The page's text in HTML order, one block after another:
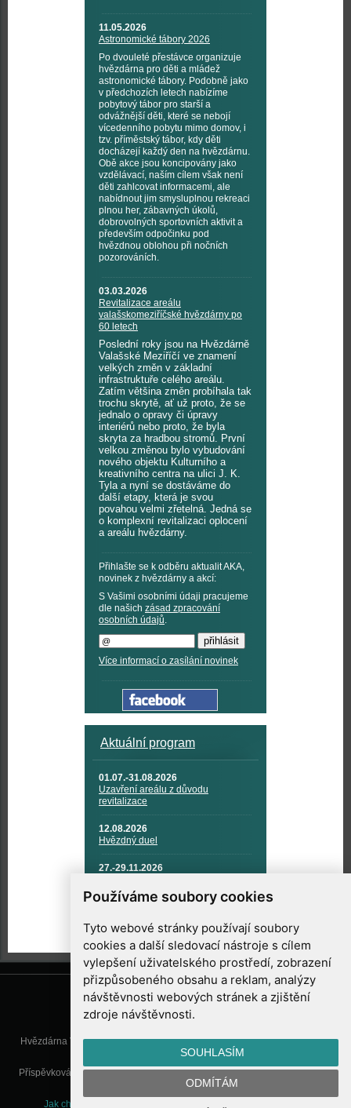
Používáme soubory cookies
Tyto webové stránky používají soubory
cookies a další sledovací nástroje s cílem
vylepšení uživatelského prostředí, zobrazení
přizpůsobeného obsahu a reklam, analýzy
návštěvnosti webových stránek a zjištění
zdroje návštěvnosti.
SOUHLASÍM
ODMÍTÁM
11.05.2026
Astronomické tábory 2026
Po dvouleté přestávce organizuje
hvězdárna pro děti a mládež
astronomické tábory. Podobně jako
v předchozích letech nabízíme
pobytový tábor pro starší a
odvážnější děti, které se nebojí
vícedenního pobytu mimo domov, i
tzv. příměstský tábor, kdy děti
docházejí každý den na hvězdárnu.
Obě akce jsou koncipovány jako
vzdělávací, naším cílem však není
děti zahlcovat informacemi, ale
nabídnout jim smysluplnou rekreaci
plnou her, zábavných úkolů,
dobrovolných sportovních aktivit a
především odpočinku pod
hvězdnou oblohou při nočních
pozorováních.
03.03.2026
Revitalizace areálu
valašskomeziříčské hvězdárny po
60 letech
Poslední roky jsou na Hvězdárně
Valašské Meziříčí ve znamení
velkých změn v základní
infrastruktuře celého areálu.
Zatím většina změn probíhala tak
trochu skrytě, ať už proto, že se
jednalo o opravy či úpravy
interiérů nebo proto, že byla
skryta za hradbou stromů. První
velkou změnou bylo vybudování
nového objektu Kulturního a
kreativního centra na ulici J. K.
Tyla a nyní se dostáváme do
další etapy, která je svou
povahou velmi zřetelná. Jedná se
o komplexní revitalizaci oplocení
a areálu hvězdárny.
Přihlašte se k odběru aktualit AKA,
novinek z hvězdárny a akcí:
S Vašimi osobními údaji pracujeme
dle našich zásad zpracování
osobních údajů.
Více informací o zasílání novinek
Aktuální program
01.07.-31.08.2026
Uzavření areálu z důvodu
revitalizace
12.08.2026
Hvězdný duel
27.-29.11.2026
TECHNIKA A KOSMICKÉ
TECHNOLOGIE
Hvězdárna Valašské Meziříčí, příspěvková organizace, Vsetínská 78, 757
01 Valašské Meziříčí
Příspěvková organizace Zlínského kraje. Telefon:571 611 928, Mobil:777
info@astrovm.cz
Jak chráníme Vaše osobní údaje